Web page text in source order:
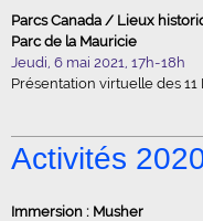
Parcs Canada / Lieux
Parc de la Mauricie
Jeudi, 6 mai 2021, 17h-18h
Présentation virtuelle des
Activités
Immersion : Musher